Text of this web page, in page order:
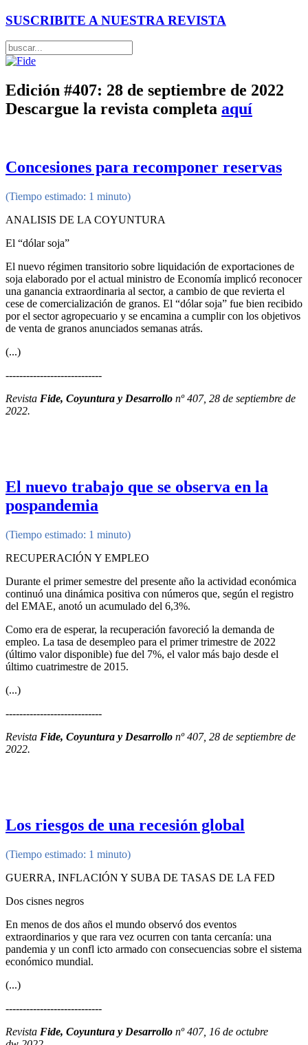
SUSCRIBITE A NUESTRA REVISTA
Edición #407: 28 de septiembre de 2022
Descargue la revista completa aquí
Concesiones para recomponer reservas
(Tiempo estimado: 1 minuto)
ANALISIS DE LA COYUNTURA
El “dólar soja”
El nuevo régimen transitorio sobre liquidación de exportaciones de
soja elaborado por el actual ministro de Economía implicó reconocer
una ganancia extraordinaria al sector, a cambio de que revierta el
cese de comercialización de granos. El “dólar soja” fue bien recibido
por el sector agropecuario y se encamina a cumplir con los objetivos
de venta de granos anunciados semanas atrás.
(...)
----------------------------
Revista Fide, Coyuntura y Desarrollo nº 407, 28 de septiembre de
2022.
El nuevo trabajo que se observa en la
pospandemia
(Tiempo estimado: 1 minuto)
RECUPERACIÓN Y EMPLEO
Durante el primer semestre del presente año la actividad económica
continuó una dinámica positiva con números que, según el registro
del EMAE, anotó un acumulado del 6,3%.
Como era de esperar, la recuperación favoreció la demanda de
empleo. La tasa de desempleo para el primer trimestre de 2022
(último valor disponible) fue del 7%, el valor más bajo desde el
último cuatrimestre de 2015.
(...)
----------------------------
Revista Fide, Coyuntura y Desarrollo nº 407, 28 de septiembre de
2022.
Los riesgos de una recesión global
(Tiempo estimado: 1 minuto)
GUERRA, INFLACIÓN Y SUBA DE TASAS DE LA FED
Dos cisnes negros
En menos de dos años el mundo observó dos eventos
extraordinarios y que rara vez ocurren con tanta cercanía: una
pandemia y un confl icto armado con consecuencias sobre el sistema
económico mundial.
(...)
----------------------------
Revista Fide, Coyuntura y Desarrollo nº 407, 16 de octubre